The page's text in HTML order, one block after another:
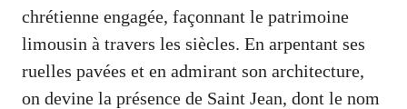
chrétienne engagée, façonnant le patrimoine
limousin à travers les siècles. En arpentant ses
ruelles pavées et en admirant son architecture,
on devine la présence de Saint Jean, dont le nom